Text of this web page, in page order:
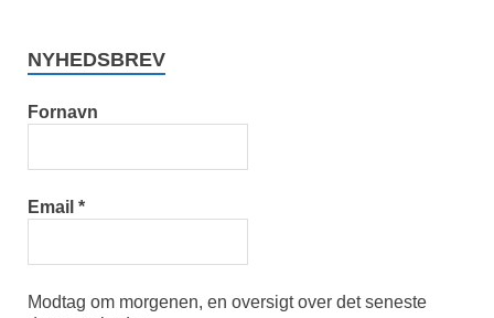
NYHEDSBREV
Fornavn
Email *
Modtag om morgenen, en oversigt over det seneste